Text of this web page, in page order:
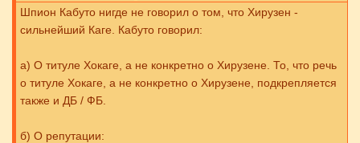
Шпион Кабуто нигде не говорил о том, что Хирузен -
сильнейший Каге. Кабуто говорил:
а) О титуле Хокаге, а не конкретно о Хирузене. То, что речь
о титуле Хокаге, а не конкретно о Хирузене, подкрепляется
также и ДБ / ФБ.
б) О репутации: